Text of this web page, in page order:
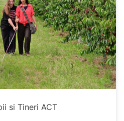
si Tineri ACT